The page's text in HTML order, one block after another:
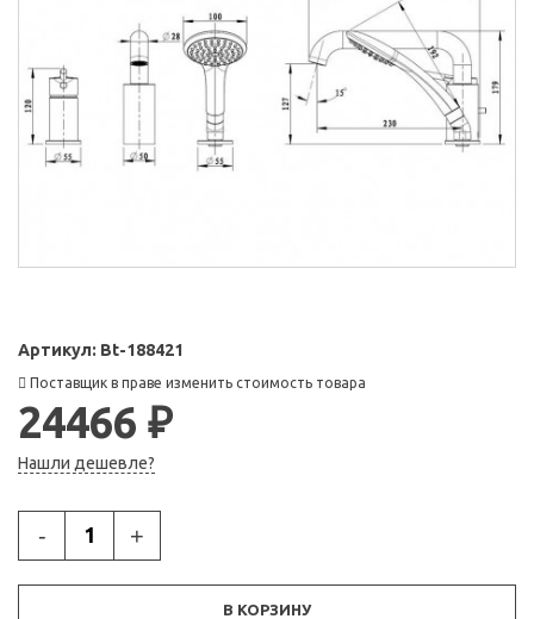
Артикул: Bt-188421
Поставщик в праве изменить стоимость товара
24466 ₽
Нашли дешевле?
- +
В КОРЗИНУ